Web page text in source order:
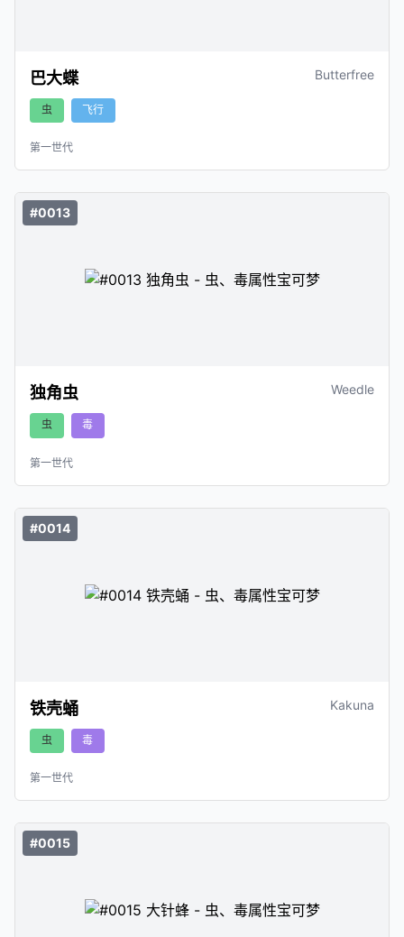
巴大蝶 Butterfree
虫 飞行
第一世代
#0013
独角虫 Weedle
虫 毒
第一世代
#0014
铁壳蛹 Kakuna
虫 毒
第一世代
#0015